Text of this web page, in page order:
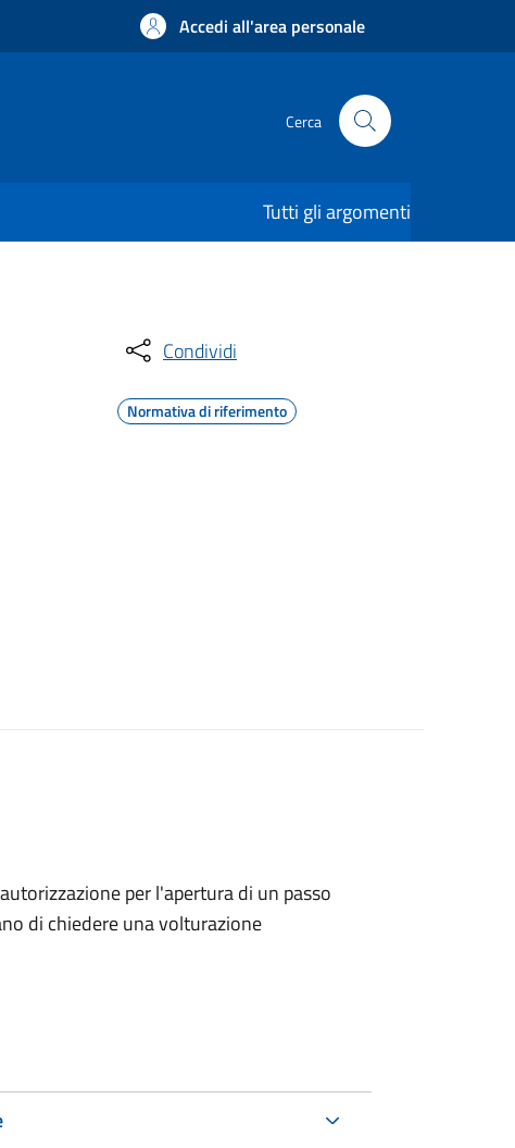
Accedi all'area personale
Cerca
Tutti gli argomenti
Condividi
Normativa di riferimento
per l'apertura di un passo
di chiedere una volturazione